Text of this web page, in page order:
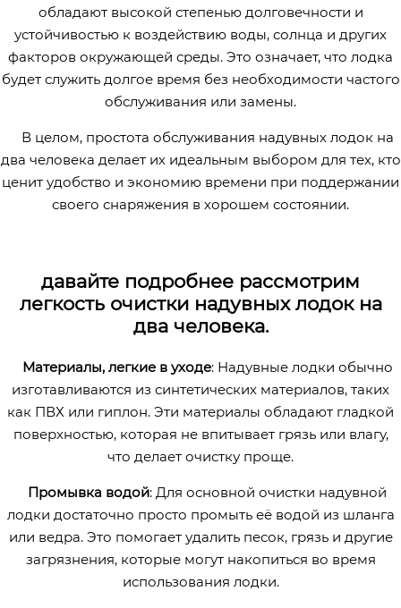
обладают высокой степенью долговечности и
устойчивостью к воздействию воды, солнца и других
факторов окружающей среды. Это означает, что лодка
будет служить долгое время без необходимости частого
обслуживания или замены.
В целом, простота обслуживания надувных лодок на
два человека делает их идеальным выбором для тех, кто
ценит удобство и экономию времени при поддержании
своего снаряжения в хорошем состоянии.
давайте подробнее рассмотрим
легкость очистки надувных лодок на
два человека.
Материалы, легкие в уходе: Надувные лодки обычно
изготавливаются из синтетических материалов, таких
как ПВХ или гиплон. Эти материалы обладают гладкой
поверхностью, которая не впитывает грязь или влагу,
что делает очистку проще.
Промывка водой: Для основной очистки надувной
лодки достаточно просто промыть её водой из шланга
или ведра. Это помогает удалить песок, грязь и другие
загрязнения, которые могут накопиться во время
использования лодки.